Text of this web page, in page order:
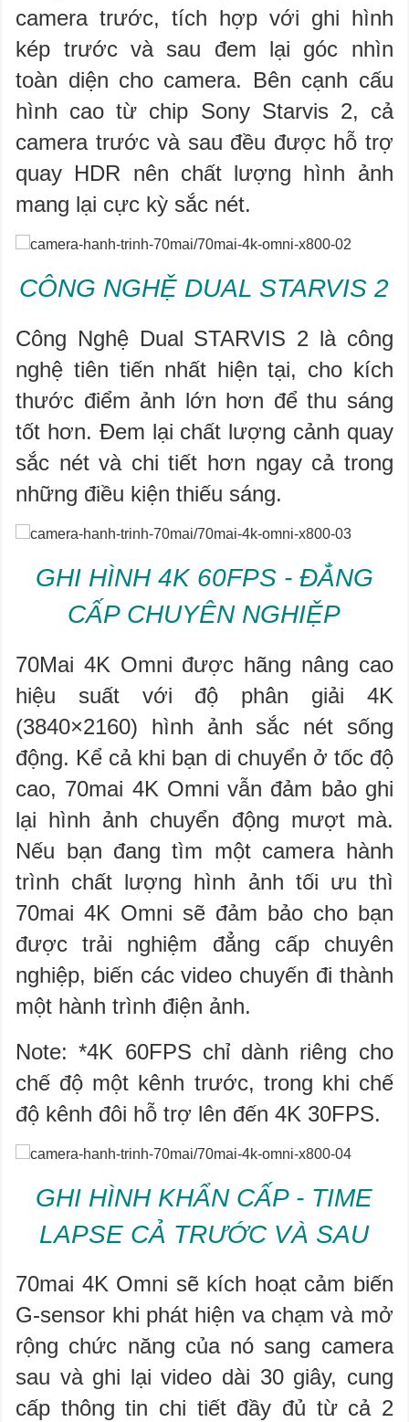
camera trước, tích hợp với ghi hình
kép trước và sau đem lại góc nhìn
toàn diện cho camera. Bên cạnh cấu
hình cao từ chip Sony Starvis 2, cả
camera trước và sau đều được hỗ trợ
quay HDR nên chất lượng hình ảnh
mang lại cực kỳ sắc nét.
CÔNG NGHỆ DUAL STARVIS 2
Công Nghệ Dual STARVIS 2 là công
nghệ tiên tiến nhất hiện tại, cho kích
thước điểm ảnh lớn hơn để thu sáng
tốt hơn. Đem lại chất lượng cảnh quay
sắc nét và chi tiết hơn ngay cả trong
những điều kiện thiếu sáng.
GHI HÌNH 4K 60FPS - ĐẲNG
CẤP CHUYÊN NGHIỆP
70Mai 4K Omni được hãng nâng cao
hiệu suất với độ phân giải 4K
(3840×2160) hình ảnh sắc nét sống
động. Kể cả khi bạn di chuyển ở tốc độ
cao, 70mai 4K Omni vẫn đảm bảo ghi
lại hình ảnh chuyển động mượt mà.
Nếu bạn đang tìm một camera hành
trình chất lượng hình ảnh tối ưu thì
70mai 4K Omni sẽ đảm bảo cho bạn
được trải nghiệm đẳng cấp chuyên
nghiệp, biến các video chuyến đi thành
một hành trình điện ảnh.
Note: *4K 60FPS chỉ dành riêng cho
chế độ một kênh trước, trong khi chế
độ kênh đôi hỗ trợ lên đến 4K 30FPS.​
GHI HÌNH KHẨN CẤP - TIME
LAPSE CẢ TRƯỚC VÀ SAU
70mai 4K Omni sẽ kích hoạt cảm biến
G-sensor khi phát hiện va chạm và mở
rộng chức năng của nó sang camera
sau và ghi lại video dài 30 giây, cung
cấp thông tin chi tiết đầy đủ từ cả 2